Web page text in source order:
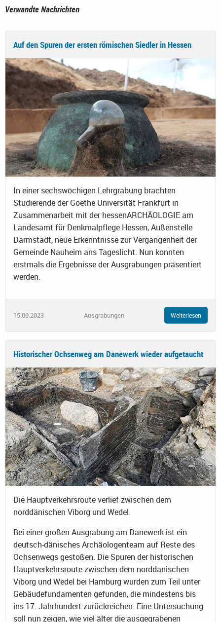
Verwandte Nachrichten
Auf den Spuren der ersten römischen Siedler in Hessen
In einer sechswöchigen Lehrgrabung brachten
Studierende der Goethe Universität Frankfurt in
Zusammenarbeit mit der hessenARCHÄOLOGIE am
Landesamt für Denkmalpflege Hessen, Außenstelle
Darmstadt, neue Erkenntnisse zur Vergangenheit der
Gemeinde Nauheim ans Tageslicht. Nun konnten
erstmals die Ergebnisse der Ausgrabungen präsentiert
werden.
15.09.2023 Ausgrabungen Weiterlesen
Historischer Ochsenweg am Danewerk wieder aufgetaucht
Die Hauptverkehrsroute verlief zwischen dem
norddänischen Viborg und Wedel.
Bei einer großen Ausgrabung am Danewerk ist ein
deutsch-dänisches Archäologenteam auf Reste des
Ochsenwegs gestoßen. Die Spuren der historischen
Hauptverkehrsroute zwischen dem norddänischen
Viborg und Wedel bei Hamburg wurden zum Teil unter
Gebäudefundamenten gefunden, die mindestens bis
ins 17. Jahrhundert zurückreichen. Eine Untersuchung
soll nun zeigen, wie viel älter die ausgegrabenen